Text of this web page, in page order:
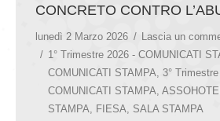
CONCRETO CONTRO
lunedì 2 Marzo 2026
Lascia un
1° Trimestre 2026 - COMUNICATI
COMUNICATI STAMPA 3°
COMUNICATI STAMPA ASSOHOTEL
STAMPA
FIESA
SALA STAMPA